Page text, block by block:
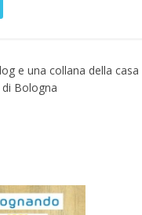
A
p
a
m
st
e una collana della casa
di Bologna